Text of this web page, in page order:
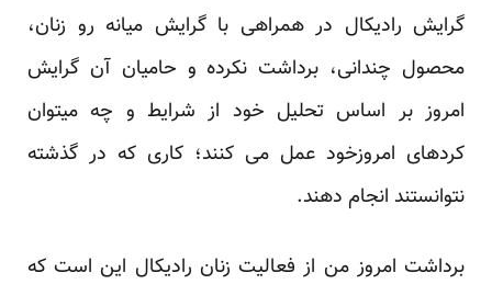
گرایش رادیکال در همراهی با گرایش میانه رو زنان،
محصول چندانی، برداشت نکرده و حامیان آن گرایش
امروز بر اساس تحلیل خود از شرایط و چه میتوان
کردهای امروزخود عمل می کنند؛ کاری که در گذشته
نتوانستند انجام دهند.
برداشت امروز من از فعالیت زنان رادیکال این است که